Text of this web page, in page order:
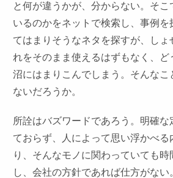
と何が違うかが、分からない。そこ
いるのかをネットで検索し、事例を
てはまりそうなネタを探すが、しょ
れをそのまま使えるはずもなく、
沼にはまりこんでしまう。そんなこ
ないだろうか。
所詮はバズワードであろう。明確な
ておらず、人によって思い浮かべる
り、そんなモノに関わっていても
し、会社の方針であれば仕方がない